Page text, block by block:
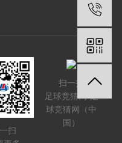
扫
扫一扫
足球竞猜网-足
球竞猜网（中
国）